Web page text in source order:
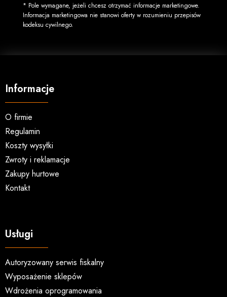
* Pole wymagane, jeżeli chcesz otrzymać informacje marketingowe.
Informacja marketingowa nie stanowi oferty w rozumieniu przepisów
kodeksu cywilnego.
Informacje
O firmie
Regulamin
Koszty wysyłki
Zwroty i reklamacje
Zakupy hurtowe
Kontakt
Usługi
Autoryzowany serwis fiskalny
Wyposażenie sklepów
Wdrożenia oprogramowania